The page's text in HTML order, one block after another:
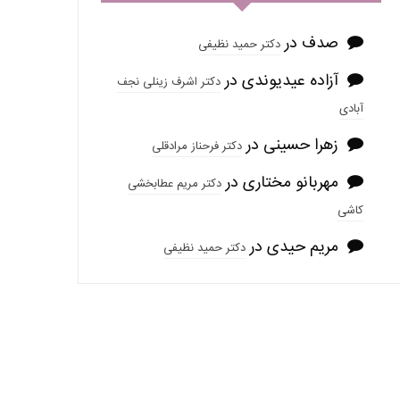
صدف دردکتر حمید نظیفی
آزاده عیدیوندی دردکتر اشرف زینلی نجف
آبادی
زهرا حسینی دردکتر فرحناز مرادقلی
مهربانو مختاری دردکتر مریم عطابخشی
کاشی
مریم حیدی دردکتر حمید نظیفی